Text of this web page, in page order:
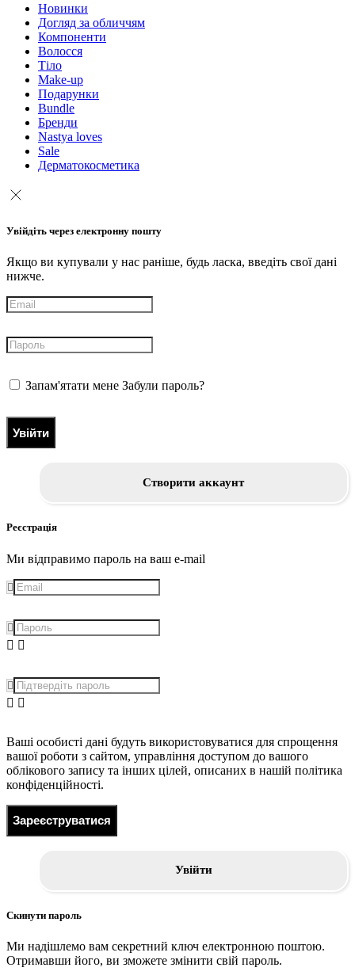
Новинки
Догляд за обличчям
Компоненти
Волосся
Тіло
Make-up
Подарунки
Bundle
Бренди
Nastya loves
Sale
Дерматокосметика
Увійдіть через електронну пошту
Якщо ви купували у нас раніше, будь ласка, введіть свої дані
нижче.
Запам'ятати мене Забули пароль?
Увійти
Створити аккаунт
Реєстрація
Ми відправимо пароль на ваш e-mail
Ваші особисті дані будуть використовуватися для спрощення
вашої роботи з сайтом, управління доступом до вашого
облікового запису та інших цілей, описаних в нашій політика
конфіденційності.
Зареєструватися
Увійти
Скинути пароль
Ми надішлемо вам секретний ключ електронною поштою.
Отримавши його, ви зможете змінити свій пароль.